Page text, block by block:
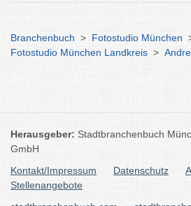
Branchenbuch > Fotostudio München
Fotostudio München Landkreis >
Herausgeber: Stadtbranchenbuch
GmbH
Kontakt/Impressum
Datenschutz
Stellenangebote